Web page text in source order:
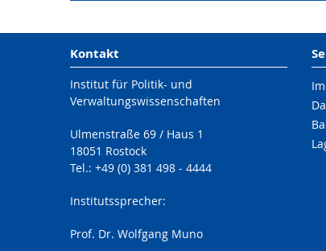
Kontakt
Institut für Politik- und
Verwaltungswissenschaften
Ulmenstraße 69 / Haus 1
18051 Rostock
Tel.: +49 (0) 381 498 - 4444
Institutssprecher:
Prof. Dr. Wolfgang Muno